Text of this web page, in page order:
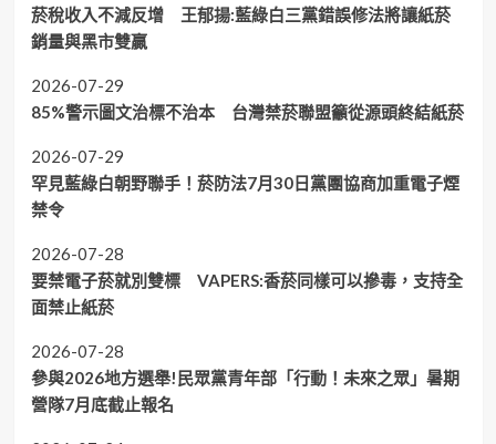
菸稅收入不減反增 王郁揚:藍綠白三黨錯誤修法將讓紙菸
銷量與黑市雙贏
2026-07-29
85%警示圖文治標不治本 台灣禁菸聯盟籲從源頭終結紙菸
2026-07-29
罕見藍綠白朝野聯手！菸防法7月30日黨團協商加重電子煙
禁令
2026-07-28
要禁電子菸就別雙標 VAPERS:香菸同樣可以摻毒，支持全
面禁止紙菸
2026-07-28
參與2026地方選舉!民眾黨青年部「行動！未來之眾」暑期
營隊7月底截止報名